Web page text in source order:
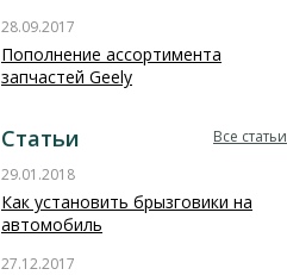
28.09.2017
Пополнение ассортимента
запчастей Geely
Статьи
Все статьи
29.01.2018
Как установить брызговики на
автомобиль
27.12.2017